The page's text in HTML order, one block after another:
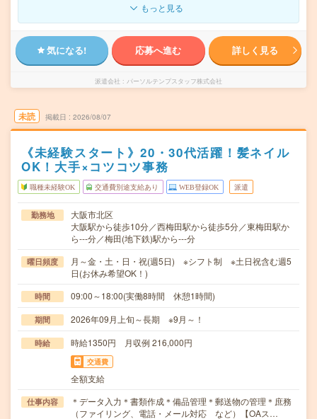
もっと見る
気になる! 応募へ進む 詳しく見る
派遣会社 パーソルテンプスタッフ株式会社
未読 掲載日 2026/08/07
《未経験スタート》20・30代活躍！髪ネイル
OK！大手×コツコツ事務
職種未経験OK 交通費別途支給あり WEB登録OK 派遣
勤務地
大阪市北区
大阪駅から徒歩10分／西梅田駅から徒歩5分／東梅田駅か
ら---分／梅田(地下鉄)駅から---分
曜日頻度
月～金・土・日・祝(週5日) ※シフト制 ※土日祝含む週5
日(お休み希望OK！)
時間 09:00～18:00(実働8時間 休憩1時間)
期間 2026年09月上旬～長期 ※9月～！
時給 時給1350円 月収例 216,000円
交通費
全額支給
仕事内容
＊データ入力＊書類作成＊備品管理＊郵送物の管理＊庶務
（ファイリング、電話・メール対応 など）【OAス…